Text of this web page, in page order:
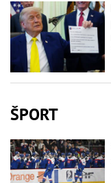
ŠPORT